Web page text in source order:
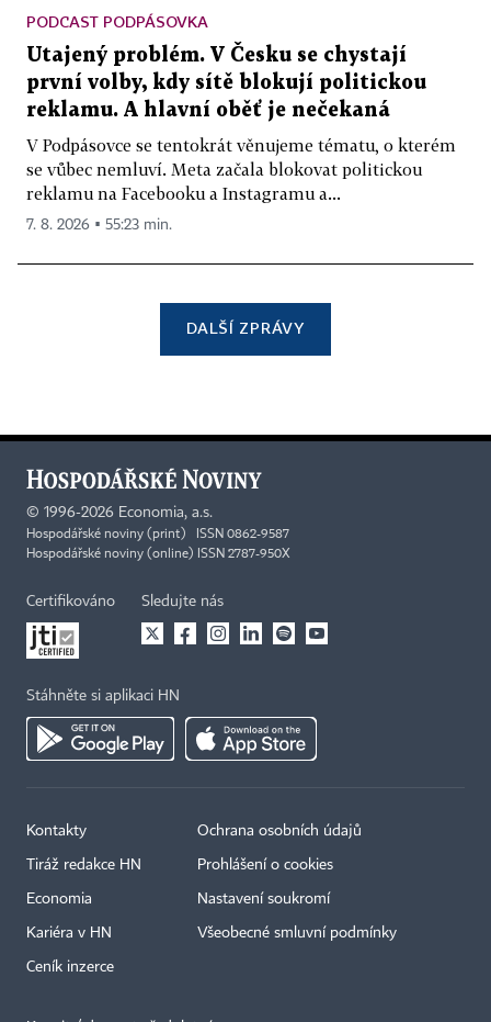
PODCAST PODPÁSOVKA
Utajený problém. V Česku se chystají
první volby, kdy sítě blokují politickou
reklamu. A hlavní oběť je nečekaná
V Podpásovce se tentokrát věnujeme tématu, o kterém
se vůbec nemluví. Meta začala blokovat politickou
reklamu na Facebooku a Instagramu a...
7. 8. 2026 ▪ 55:23 min.
DALŠÍ ZPRÁVY
© 1996-2026 Economia, a.s.
Hospodářské noviny (print) ISSN 0862-9587
Hospodářské noviny (online) ISSN 2787-950X
Certifikováno Sledujte nás
Stáhněte si aplikaci HN
Kontakty
Tiráž redakce HN
Economia
Kariéra v HN
Ceník inzerce
Ochrana osobních údajů
Prohlášení o cookies
Nastavení soukromí
Všeobecné smluvní podmínky